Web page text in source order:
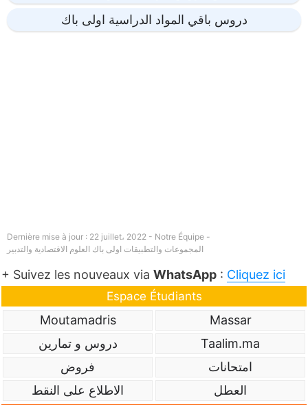
دروس باقي المواد الدراسية اولى باك
Dernière mise à jour : 22 juillet، 2022 - Notre Équipe -
المجموعات والتطبيقات اولى باك العلوم الاقتصادية والتدبير
+ Suivez les nouveaux via WhatsApp : Cliquez ici
Espace Étudiants
Massar
Moutamadris
Taalim.ma
دروس و تمارين
امتحانات
فروض
العطل
الاطلاع على النقط